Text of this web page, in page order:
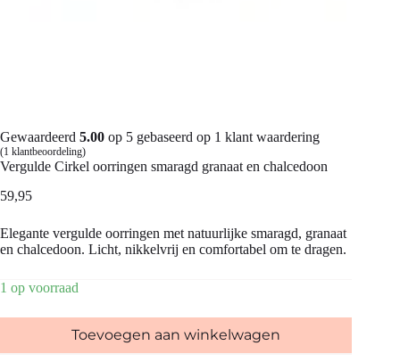
Gewaardeerd 5.00 op 5 gebaseerd op 1 klant waardering
(1 klantbeoordeling)
Vergulde Cirkel oorringen smaragd granaat en chalcedoon
59,95
Elegante vergulde oorringen met natuurlijke smaragd, granaat
en chalcedoon. Licht, nikkelvrij en comfortabel om te dragen.
1 op voorraad
Toevoegen aan winkelwagen